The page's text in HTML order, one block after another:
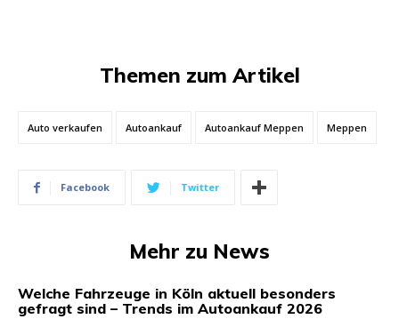
Themen zum Artikel
Auto verkaufen Autoankauf Autoankauf Meppen Meppen
Facebook Twitter
Mehr zu News
Welche Fahrzeuge in Köln aktuell besonders
gefragt sind – Trends im Autoankauf 2026